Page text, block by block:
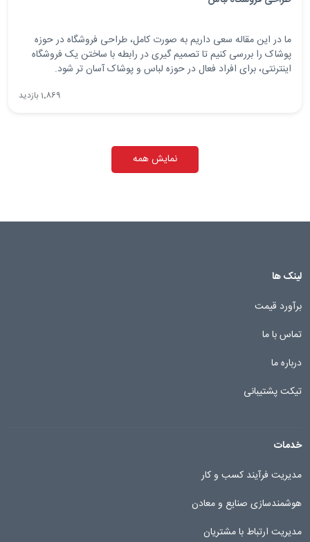
ما در این مقاله سعی داریم به صورت کامل، طراحی فروشگاه در حوزه
پوشاک را بررسی کنیم تا تصمیم گیری در رابطه با ساختن یک فروشگاه
اینترنتی، برای افراد فعال در حوزه لباس و پوشاک آسان تر شود.
1٬869 بازدید
نمایش همه
لینک ها
برآورد قیمت
تماس با ما
درباره ما
تیکت پشتیبانی
خدمات
مدیریت فرآیند کسب و کار
هوشمندسازی صنایع و معادن
مدیریت ارتباط با مشتریان